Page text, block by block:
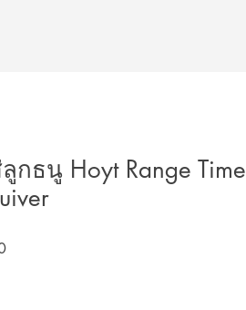
กธนู Hoyt Range Time
Price